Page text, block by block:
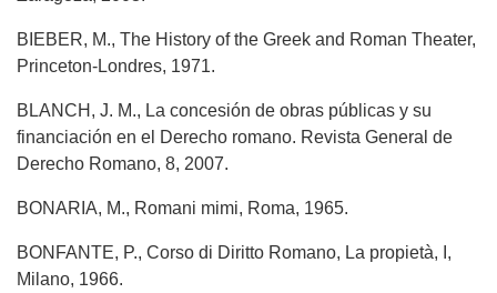
BIEBER, M., The History of the Greek and Roman Theater,
Princeton-Londres, 1971.
BLANCH, J. M., La concesión de obras públicas y su
financiación en el Derecho romano. Revista General de
Derecho Romano, 8, 2007.
BONARIA, M., Romani mimi, Roma, 1965.
BONFANTE, P., Corso di Diritto Romano, La propietà, I,
Milano, 1966.